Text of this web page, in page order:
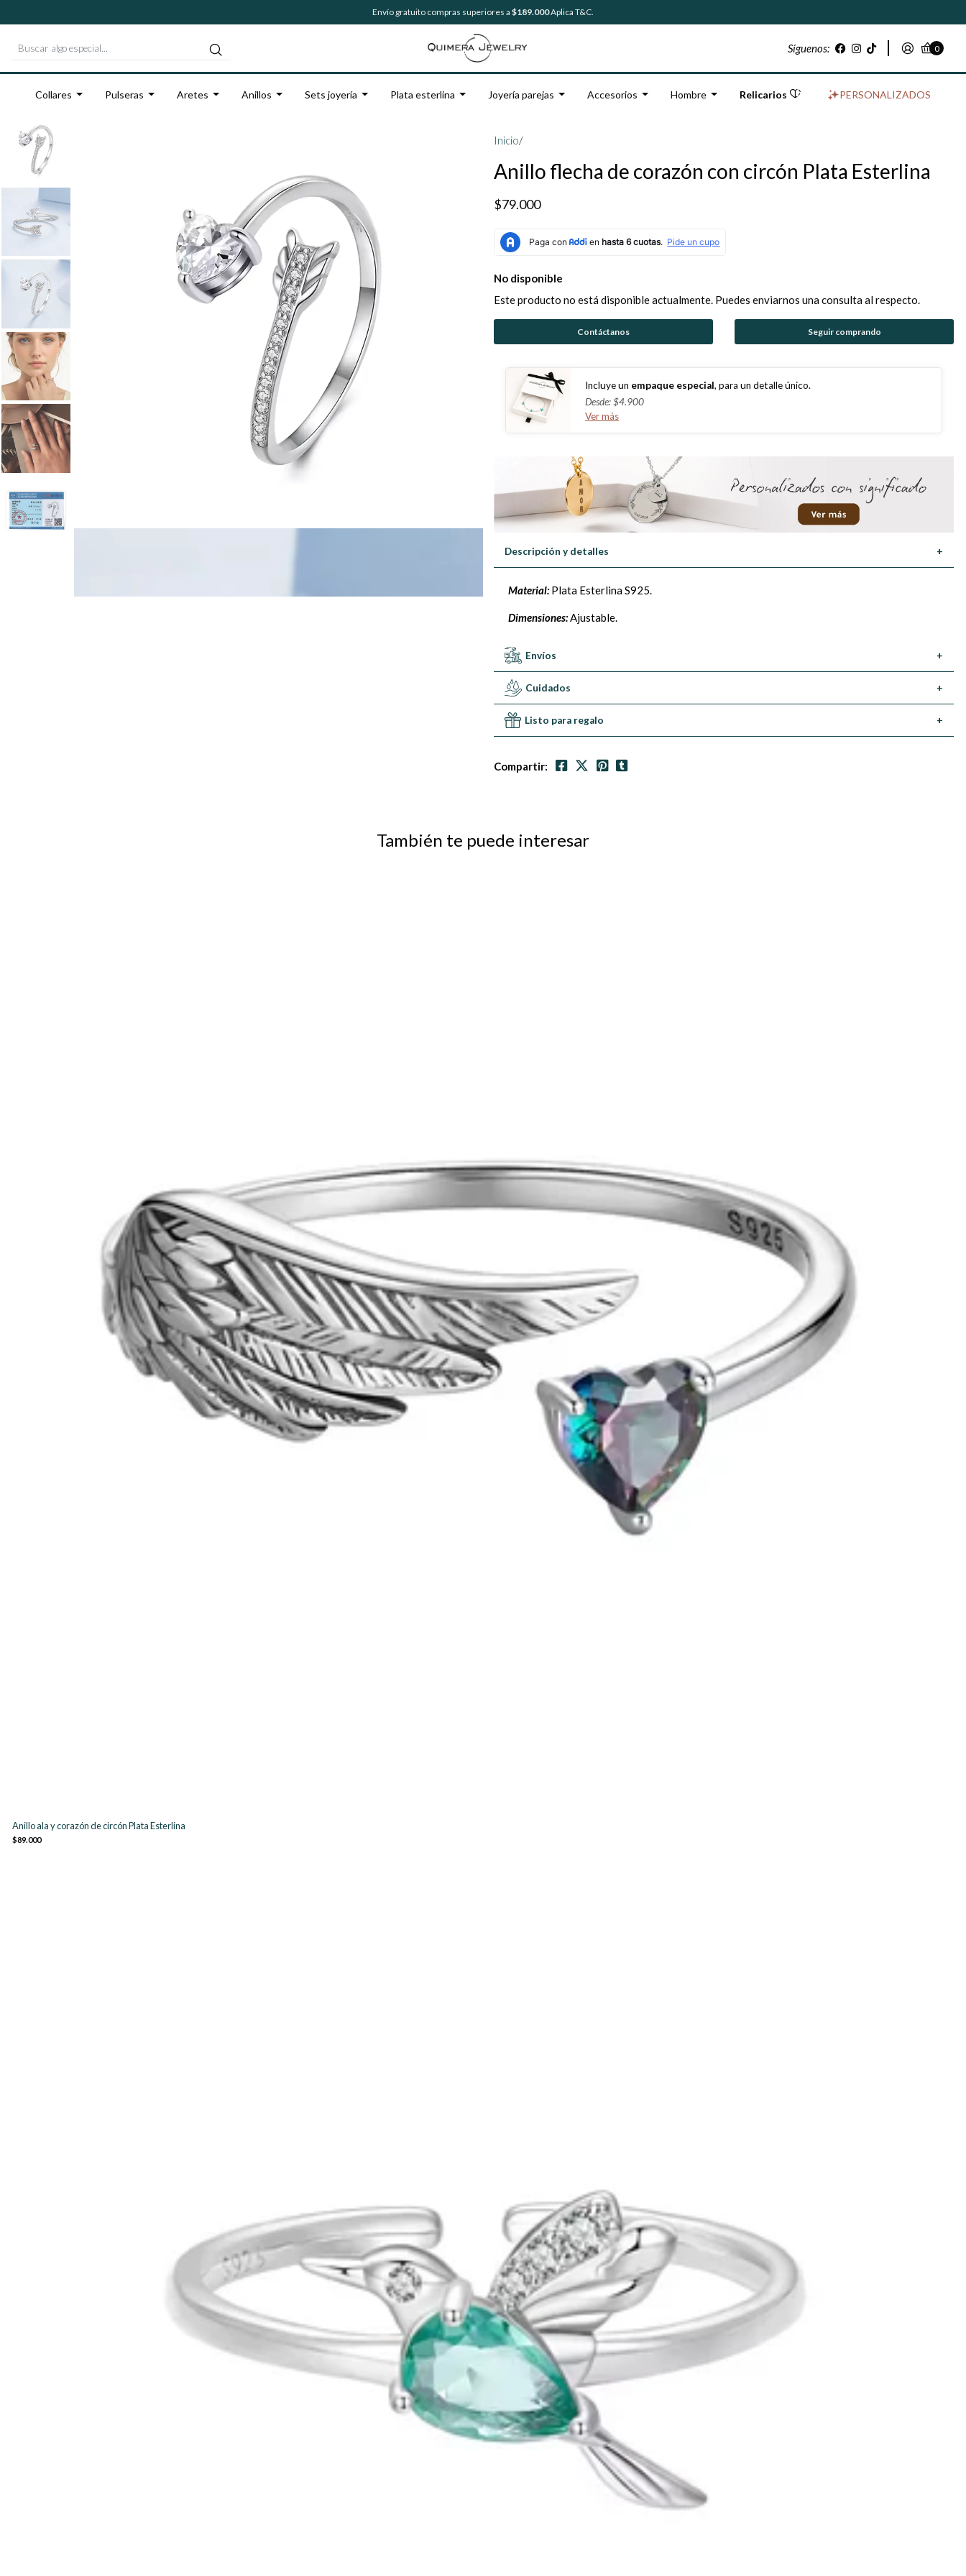
Envío gratuito compras superiores a $189.000Aplica T&C.
Síguenos: 0
Collares Pulseras Aretes Anillos Sets joyería Plata esterlina Joyería parejas Accesorios Hombre Relicarios PERSONALIZADOS
Inicio/
Anillo flecha de corazón con circón Plata Esterlina
$79.000
No disponible
Este producto no está disponible actualmente. Puedes enviarnos una consulta al respecto.
Contáctanos Seguir comprando
Incluye un empaque especial, para un detalle único.
Desde: $4.900
Ver más
Descripción y detalles +
Material:Plata Esterlina S925.
Dimensiones:Ajustable.
Envíos +
Cuidados +
Listo para regalo +
Compartir:
También te puede interesar
Anillo ala y corazón de circón Plata Esterlina
$89.000